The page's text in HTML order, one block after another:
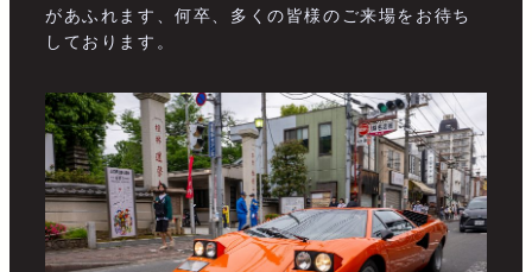
があふれます、何卒、多くの皆様のご来場をお待ち
しております。